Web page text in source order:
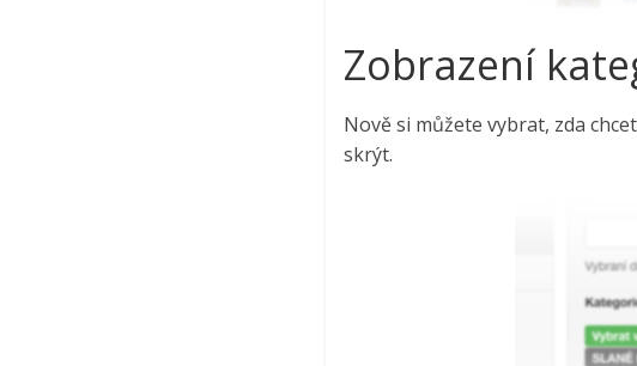
Zobrazení
Nově si můžete vybrat, zda
skrýt.